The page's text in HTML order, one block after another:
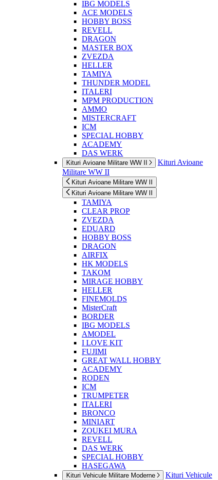
IBG MODELS
ACE MODELS
HOBBY BOSS
REVELL
DRAGON
MASTER BOX
ZVEZDA
HELLER
TAMIYA
THUNDER MODEL
ITALERI
MPM PRODUCTION
AMMO
MISTERCRAFT
ICM
SPECIAL HOBBY
ACADEMY
DAS WERK
Kituri Avioane Militare WW II
Kituri Avioane
Militare WW II
Kituri Avioane Militare WW II
Kituri Avioane Militare WW II
TAMIYA
CLEAR PROP
ZVEZDA
EDUARD
HOBBY BOSS
DRAGON
AIRFIX
HK MODELS
TAKOM
MIRAGE HOBBY
HELLER
FINEMOLDS
MisterCraft
BORDER
IBG MODELS
AMODEL
I LOVE KIT
FUJIMI
GREAT WALL HOBBY
ACADEMY
RODEN
ICM
TRUMPETER
ITALERI
BRONCO
MINIART
ZOUKEI MURA
REVELL
DAS WERK
SPECIAL HOBBY
HASEGAWA
Kituri Vehicule Militare Moderne
Kituri Vehicule